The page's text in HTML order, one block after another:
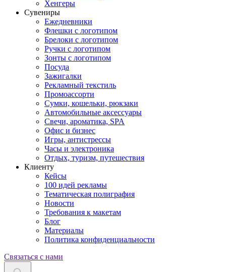
Хенгеры
Сувениры
Ежедневники
Флешки с логотипом
Брелоки с логотипом
Ручки с логотипом
Зонты с логотипом
Посуда
Зажигалки
Рекламный текстиль
Промоассорти
Сумки, кошельки, рюкзаки
Автомобильные аксессуары
Свечи, ароматика, SPA
Офис и бизнес
Игры, антистрессы
Часы и электроника
Отдых, туризм, путешествия
Клиенту
Кейсы
100 идей рекламы
Тематическая полиграфия
Новости
Требования к макетам
Блог
Материалы
Политика конфиденциальности
Связаться с нами